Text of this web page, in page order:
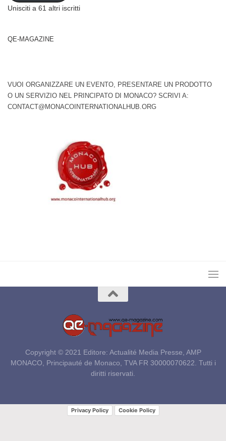
Unisciti a 61 altri iscritti
QE-MAGAZINE
VUOI ORGANIZZARE UN EVENTO, PRESENTARE UN PRODOTTO
O UN SERVIZIO NEL PRINCIPATO DI MONACO? SCRIVI A:
CONTACT@MONACOINTERNATIONALHUB.ORG
Copyright © 2021 Editore: Actualité Media Presse, AMP
MONACO, Principauté de Monaco, TVA FR 30000070622. Tutti i
diritti riservati.
Privacy Policy Cookie Policy